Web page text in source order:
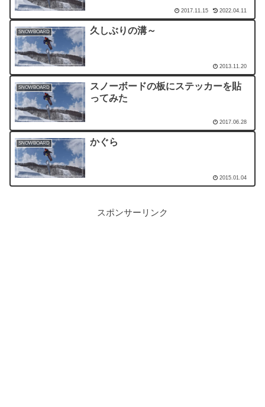
2017.11.15 2022.04.11
SNOWBOARD 久しぶりの溝～
2013.11.20
SNOWBOARD
スノーボードの板にステッカーを貼
ってみた
2017.06.28
SNOWBOARD かぐら
2015.01.04
スポンサーリンク